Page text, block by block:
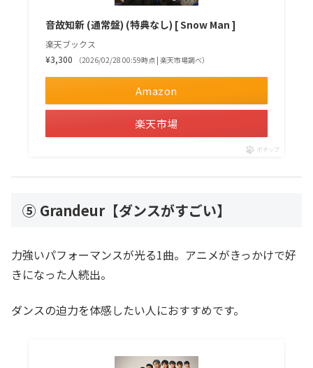
音故知新 (通常盤) (特典なし) [ Snow Man ]
楽天ブックス
¥3,300
（2026/02/28 00:59時点 | 楽天市場調べ）
Amazon
楽天市場
ポチップ
⑤ Grandeur【ダンスがすごい】
力強いパフォーマンスが光る1曲。アニメがきっかけで好
きになった人続出。
ダンスの迫力を体感したい人におすすめです。